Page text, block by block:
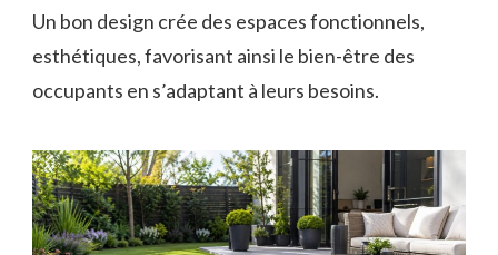
Un bon design crée des espaces fonctionnels,
esthétiques, favorisant ainsi le bien-être des
occupants en s’adaptant à leurs besoins.